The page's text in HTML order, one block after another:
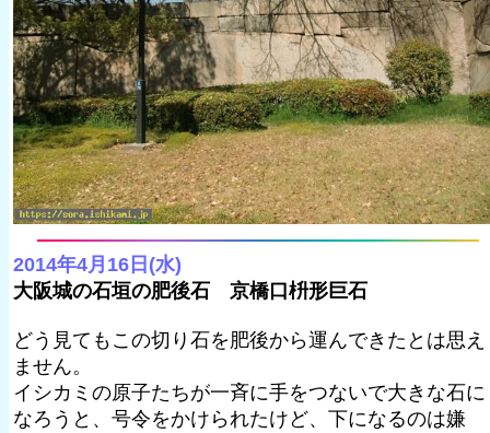
2014年4月16日(水)
大阪城の石垣の肥後石 京橋口枡形巨石
どう見てもこの切り石を肥後から運んできたとは思え
ません。
イシカミの原子たちが一斉に手をつないで大きな石に
なろうと、号令をかけられたけど、下になるのは嫌